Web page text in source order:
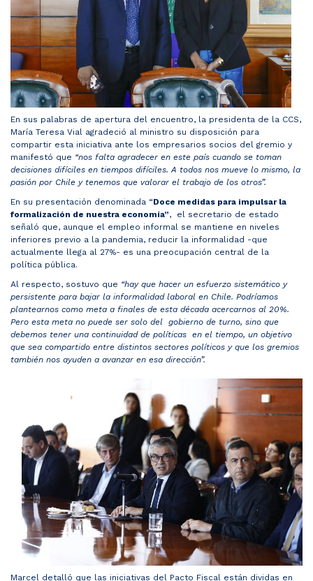
En sus palabras de apertura del encuentro, la presidenta de la CCS,
María Teresa Vial agradeció al ministro su disposición para
compartir esta iniciativa ante los empresarios socios del gremio y
manifestó que “nos falta agradecer en este país cuando se toman
decisiones difíciles en tiempos difíciles. A todos nos mueve lo mismo, la
pasión por Chile y tenemos que valorar el trabajo de los otros”.
En su presentación denominada “Doce medidas para impulsar la
formalización de nuestra economía”, el secretario de estado
señaló que, aunque el empleo informal se mantiene en niveles
inferiores previo a la pandemia, reducir la informalidad -que
actualmente llega al 27%- es una preocupación central de la
política pública.
Al respecto, sostuvo que “hay que hacer un esfuerzo sistemático y
persistente para bajar la informalidad laboral en Chile. Podríamos
plantearnos como meta a finales de esta década acercarnos al 20%.
Pero esta meta no puede ser solo del gobierno de turno, sino que
debemos tener una continuidad de políticas en el tiempo, un objetivo
que sea compartido entre distintos sectores políticos y que los gremios
también nos ayuden a avanzar en esa dirección”.
Marcel detalló que las iniciativas del Pacto Fiscal están dividas en